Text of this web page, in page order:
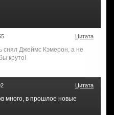
Цитата
снял Джеймс Кэмерон, а не
круто!
Цитата
много, в прошлое новые